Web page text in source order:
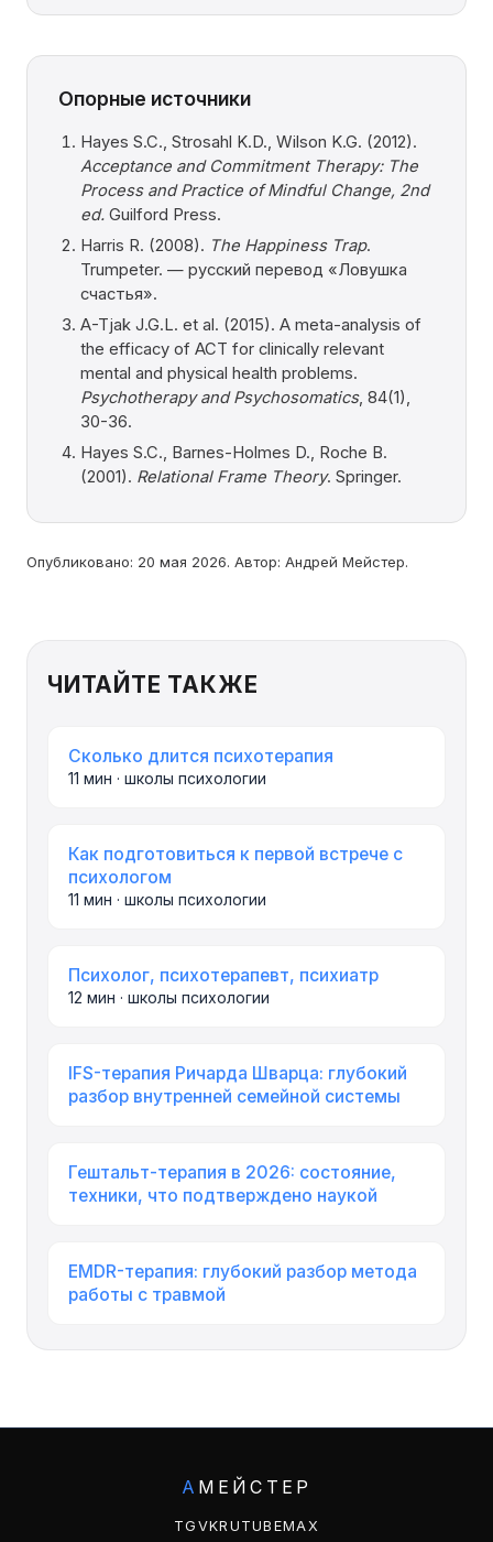
Опорные источники
Hayes S.C., Strosahl K.D., Wilson K.G. (2012).
Acceptance and Commitment Therapy: The
Process and Practice of Mindful Change, 2nd
ed. Guilford Press.
Harris R. (2008). The Happiness Trap.
Trumpeter. — русский перевод «Ловушка
счастья».
A-Tjak J.G.L. et al. (2015). A meta-analysis of
the efficacy of ACT for clinically relevant
mental and physical health problems.
Psychotherapy and Psychosomatics, 84(1),
30-36.
Hayes S.C., Barnes-Holmes D., Roche B.
(2001). Relational Frame Theory. Springer.
Опубликовано: 20 мая 2026. Автор: Андрей Мейстер.
ЧИТАЙТЕ ТАКЖЕ
Сколько длится психотерапия
11 мин · школы психологии
Как подготовиться к первой встрече с
психологом
11 мин · школы психологии
Психолог, психотерапевт, психиатр
12 мин · школы психологии
IFS-терапия Ричарда Шварца: глубокий
разбор внутренней семейной системы
Гештальт-терапия в 2026: состояние,
техники, что подтверждено наукой
EMDR-терапия: глубокий разбор метода
работы с травмой
А МЕЙСТЕР
TG VKRUTUBEMAX